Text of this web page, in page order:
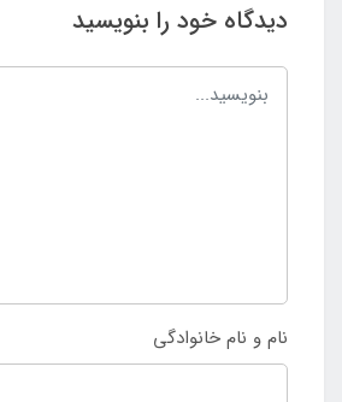
دیدگاه خود را بنویسید
نام و نام خانوادگی